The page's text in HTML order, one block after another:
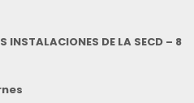
INSTALACIONES DE LA SECD – 8